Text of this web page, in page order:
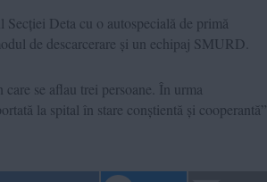
Deta cu o autospecială de primă
de descarcerare și un echipaj SMURD.
se aflau trei persoane. În urma
la spital în stare conștientă și cooperantă”,